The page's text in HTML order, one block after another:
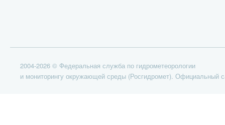
2004-2026 © Федеральная служба по гидрометеорологии
и мониторингу окружающей среды (Росгидромет). Официальный